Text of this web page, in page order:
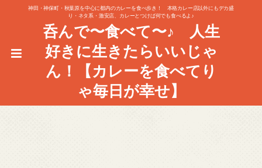
神田・神保町・秋葉原を中心に都内のカレーを食べ歩き！ 本格カレー店以外にもデカ盛
り・ネタ系・激安店、カレーとつけば何でも食べるよ♪
呑んで〜食べて〜♪ 人生
好きに生きたらいいじゃ
ん！【カレーを食べてり
ゃ毎日が幸せ】